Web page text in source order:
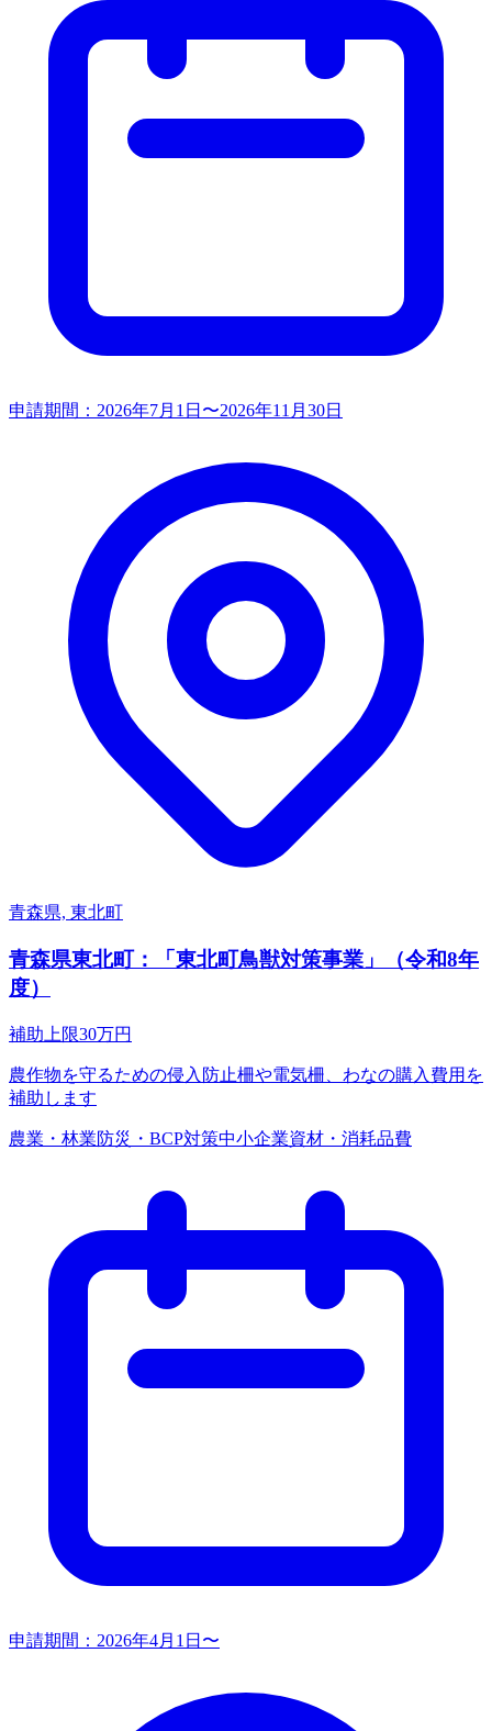
申請期間： 2026年7月1日〜2026年11月30日
青森県, 東北町
青森県東北町：「東北町鳥獣対策事業」（令和8年
度）
補助上限30万円
農作物を守るための侵入防止柵や電気柵、わなの購入費用を
補助します
農業・林業防災・BCP対策中小企業資材・消耗品費
申請期間： 2026年4月1日〜